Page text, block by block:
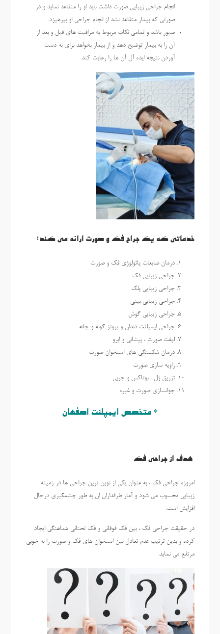
انجام جراحی زیبایی صورت داشت باید او را متقاعد نماید و در
صورتی که بیمار متقاعد نشد از انجام جراحی او بپرهیزد.
صبور باشد و تمامی نکات مربوط به مراقبت های قبل و بعد از
آن را به بیمار توضیح دهد و از بیمار بخواهد برای به دست
آوردن نتیجه ایده آل آن ها را رعایت کند.
خدماتی که یک جراح فک و صورت ارائه می کند:
درمان ضایعات پاتولوژی فک و صورت
جراحی زیبایی فک
جراحی زیبایی پلک
جراحی زیبایی بینی
جراحی زیبایی گوش
جراحی ایمپلنت دندان و پروتز گونه و چانه
لیفت صورت ، پیشانی و ابرو
درمان شکستگی های استخوان صورت
زاویه سازی صورت
تزریق ژل ، بوتاکس و چربی
جوانسازی صورت و غیره
* متخصص ایمپلنت اصفهان
هدف از جراحی فک
امروزه جراحی فک ، به عنوان یکی از نوین ترین جراحی ‌ها در زمینه
زیبایی محسوب می شود و آمار طرفداران ان به طور چشمگیری درحال
افزایش است.
در حقیقت جراحی فک ، بین فک فوقانی و فک تحتانی هماهنگی ایجاد
کرده و بدین ترتیب عدم تعادل بین استخوان ‌های فک و صورت را به خوبی
مرتفع می نماید.